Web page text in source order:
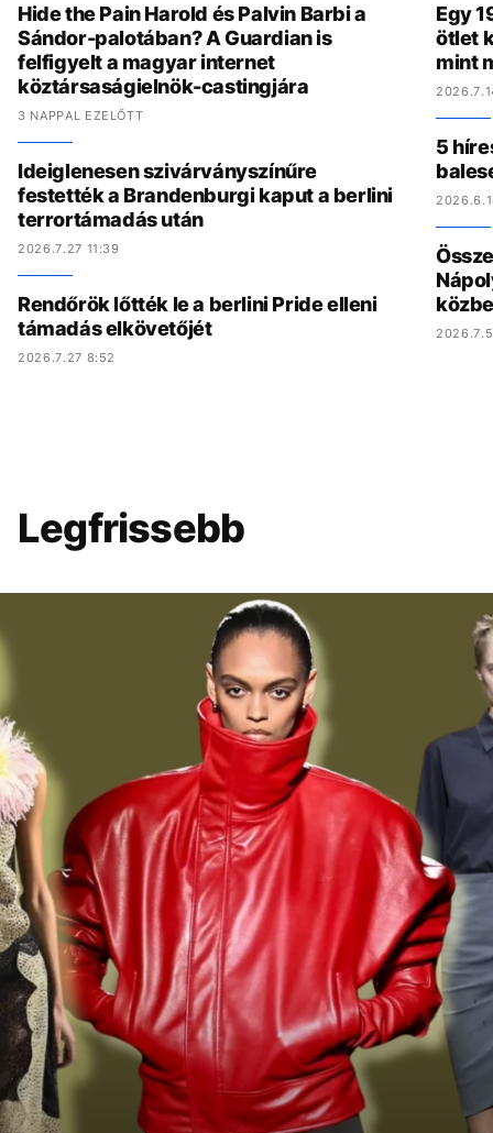
Hide the Pain Harold és Palvin Barbi a
Sándor-palotában? A Guardian is
felfigyelt a magyar internet
köztársaságielnök-castingjára
3 NAPPAL EZELŐTT
Ideiglenesen szivárványszínűre
festették a Brandenburgi kaput a berlini
terrortámadás után
2026.7.27 11:39
Rendőrök lőtték le a berlini Pride elleni
támadás elkövetőjét
2026.7.27 8:52
Egy
ötlet
mint
5
Legfrissebb